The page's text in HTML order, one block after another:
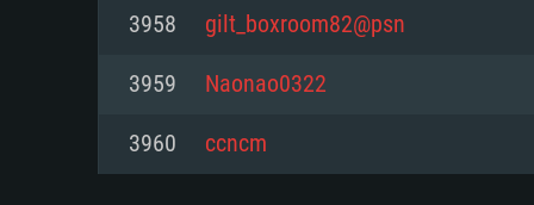
Disque dur: 23.1 Go (client
Disque dur: 62,2 Go (client
Connection: Connexion Internet
Disque dur: 62,2 Go (client
3958 gilt_boxroom82@psn
3959 Naonao0322
3960 ccncm